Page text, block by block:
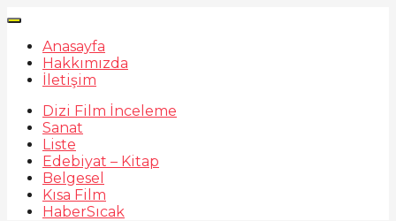
Anasayfa
Hakkımızda
İletişim
Dizi Film İnceleme
Sanat
Liste
Edebiyat – Kitap
Belgesel
Kısa Film
HaberSıcak